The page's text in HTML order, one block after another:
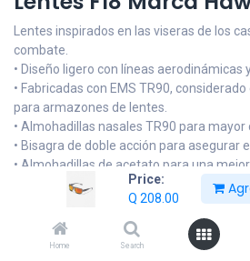
Price:
Q 208.00
Home Search
Lentes inspirados en las viseras de los
combate.
• Diseño ligero con líneas aerodinámicas
• Fabricadas con EMS TR90,
para armazones de lentes.
• Almohadillas nasales TR90 para mayor
• Bisagra de doble acción para asegurar
• Almohadillas de acetato para una mejor
• Unión de 45º para suavizar la unión
• Lentes categoría 3 con protección
protección superior al sol.
• Alto: 39.3 milímetros.